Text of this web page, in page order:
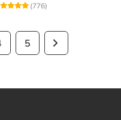
(776)
5